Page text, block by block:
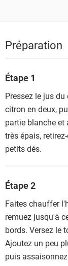
Préparation
Étape 1
Pressez le jus
citron en deux,
partie blanche et
très épais,
petits dés.
Étape 2
Faites chauffer
remuez jusqu'à
bords. Versez le
Ajoutez un peu
puis